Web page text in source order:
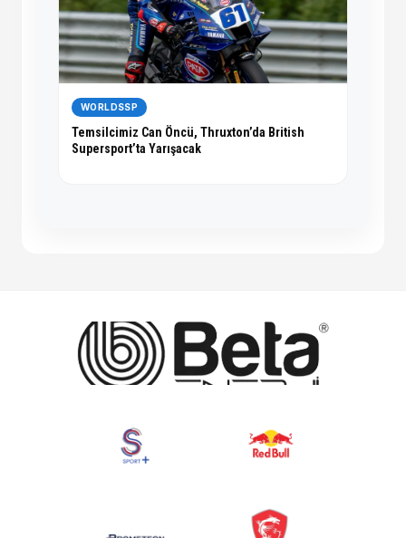
WORLDSSP
Temsilcimiz Can Öncü, Thruxton’da British
Supersport’ta Yarışacak